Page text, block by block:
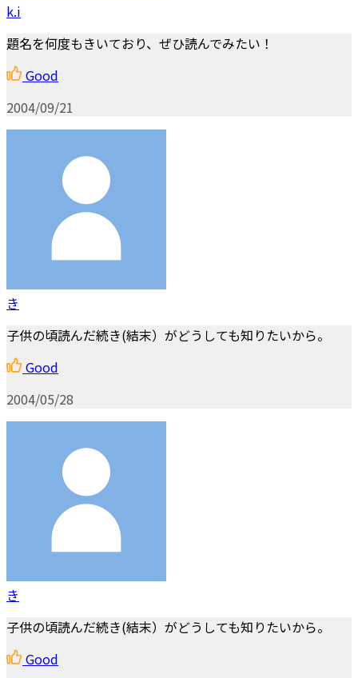
k.i
題名を何度もきいており、ぜひ読んでみたい！
Good
2004/09/21
き
子供の頃読んだ続き(結末）がどうしても知りたいから。
Good
2004/05/28
き
子供の頃読んだ続き(結末）がどうしても知りたいから。
Good